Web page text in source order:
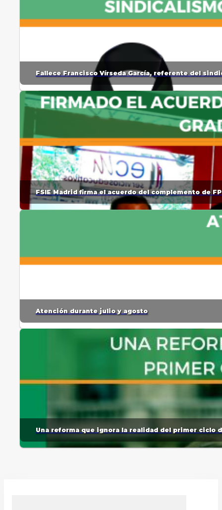
Fallece Francisco Vírseda García, referente del
FSIE Madrid firma el acuerdo del complemento de
Atención durante julio y agosto
Una reforma que ignora la realidad del primer ciclo